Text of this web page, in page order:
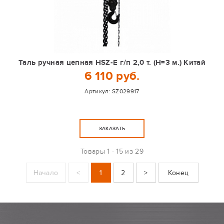
Таль ручная цепная HSZ-Е г/п 2,0 т. (Н=3 м.) Китай
6 110 руб.
Артикул:SZ029917
ЗАКАЗАТЬ
Товары1 - 15 из 29
Начало < 1 2 > Конец